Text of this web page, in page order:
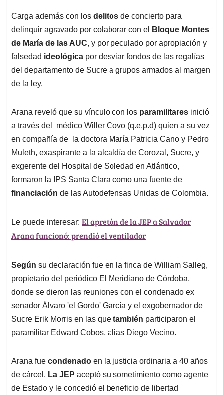
Carga además con los delitos de concierto para
delinquir agravado por colaborar con el
Bloque Montes
de María de las AUC, y por peculado por apropiación y
falsedad ideológica por desviar fondos de las regalías
del departamento de Sucre a grupos armados al margen
de la ley.
Arana reveló que su vínculo con los paramilitares inició
a través del médico Willer Covo (q.e.p.d) quien a su vez
en compañía de la doctora María Patricia Cano y Pedro
Muleth, exaspirante a la alcaldía de Corozal, Sucre, y
exgerente del Hospital de Soledad en Atlántico,
formaron la IPS Santa Clara como una fuente de
financiación de las Autodefensas Unidas de Colombia.
Le puede interesar: El apretón de la JEP a Salvador
Arana funcionó: prendió el ventilador
Según su declaración fue en la finca de William Salleg,
propietario del periódico El Meridiano de Córdoba,
donde se dieron las reuniones con el condenado ex
senador Álvaro 'el Gordo' García y el exgobernador de
Sucre Erik Morris en las que también participaron el
paramilitar Edward Cobos, alias Diego Vecino.
Arana fue condenado en la justicia ordinaria a 40 años
de cárcel. La JEP aceptó su sometimiento como agente
de Estado y le concedió el beneficio de libertad